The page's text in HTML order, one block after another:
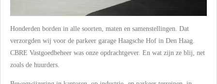
Honderden borden in alle soorten, maten en samenstellingen. Dat
verzorgden wij voor de parkeer garage Haagsche Hof in Den Haag.
CBRE Vastgoedbeheer was onze opdrachtgever. En wat zijn ze blij, net
zoals de huurders.